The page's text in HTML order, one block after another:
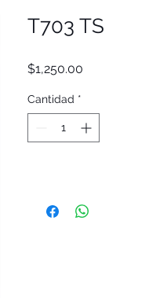
T703 TS
$1,250.00
Cantidad *